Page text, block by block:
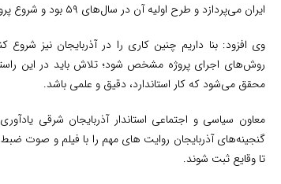
ایران می‌پردازد و طرح اولیه آن در سال‌های ۵۹ بود و شروع پروژه به سال ۶۰ مربوط می‌شود.
وی افزود: بنا داریم چنین کاری را در آذربایجان نیز
روش‌های اجرای پروژه مشخص شود؛ تلاش باید در این راستا
محقق می‌شود که کار استاندارد، دقیق و علمی باشد.
معاون سیاسی و اجتماعی استاندار آذربایجان شرقی
تا وقایع ثبت شوند.